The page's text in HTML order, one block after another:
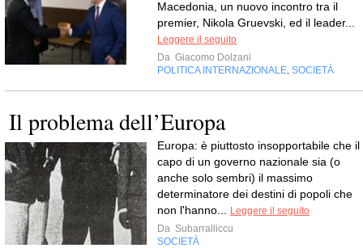
Macedonia, un nuovo incontro tra il
premier, Nikola Gruevski, ed il leader...
Leggere il seguito
Da Giacomo Dolzani
POLITICA INTERNAZIONALE SOCIETÀ
Il problema dell’Europa
Europa: è piuttosto insopportabile che il
capo di un governo nazionale sia (o
anche solo sembri) il massimo
determinatore dei destini di popoli che
non l'hanno...
Leggere il seguito
Da Subarralliccu
SOCIETÀ